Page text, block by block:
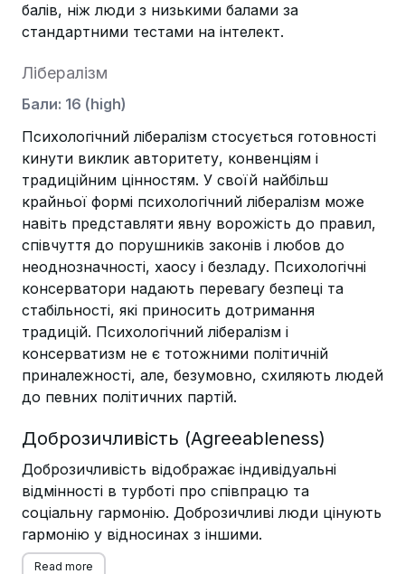
балів, ніж люди з низькими балами за
стандартними тестами на інтелект.
Лібералізм
Бали: 16 (high)
Психологічний лібералізм стосується готовності
кинути виклик авторитету, конвенціям і
традиційним цінностям. У своїй найбільш
крайньої формі психологічний лібералізм може
навіть представляти явну ворожість до правил,
співчуття до порушників законів і любов до
неоднозначності, хаосу і безладу. Психологічні
консерватори надають перевагу безпеці та
стабільності, які приносить дотримання
традицій. Психологічний лібералізм і
консерватизм не є тотожними політичній
приналежності, але, безумовно, схиляють людей
до певних політичних партій.
Доброзичливість (Agreeableness)
Доброзичливість відображає індивідуальні
відмінності в турботі про співпрацю та
соціальну гармонію. Доброзичливі люди цінують
гармонію у відносинах з іншими.
Read more